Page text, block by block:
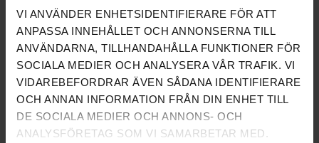
VI ANVÄNDER ENHETSIDENTIFIERARE FÖR ATT
ANPASSA INNEHÅLLET OCH ANNONSERNA TILL
ANVÄNDARNA, TILLHANDAHÅLLA FUNKTIONER FÖR
SOCIALA MEDIER OCH ANALYSERA VÅR TRAFIK. VI
VIDAREBEFORDRAR ÄVEN SÅDANA IDENTIFIERARE
OCH ANNAN INFORMATION FRÅN DIN ENHET TILL
DE SOCIALA MEDIER OCH ANNONS- OCH
ANALYSFÖRETAG SOM VI SAMARBETAR MED.
MED HANTLAR
JANUARI 13, 2023
SKIVSTÄNGER
JANUARI 11, 2023